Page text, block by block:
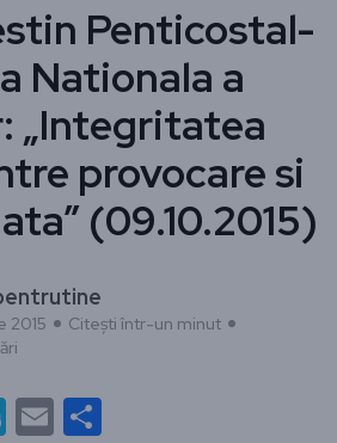
Penticostal-
Nationala a
„Integritatea
provocare si
(09.10.2015)
2015
Citești într-un minut
Skype
Email